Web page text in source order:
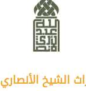
الشيخ الأنصاري